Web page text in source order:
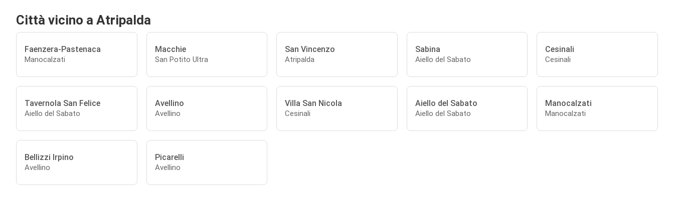
Città vicino a Atripalda
Faenzera-Pastenaca
Manocalzati
Macchie
San Potito Ultra
San Vincenzo
Atripalda
Sabina
Aiello del Sabato
Cesinali
Cesinali
Tavernola San Felice
Aiello del Sabato
Avellino
Avellino
Villa San Nicola
Cesinali
Aiello del Sabato
Aiello del Sabato
Manocalzati
Manocalzati
Bellizzi Irpino
Avellino
Picarelli
Avellino